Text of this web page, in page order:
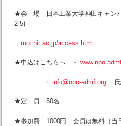
★会 場 日本工業大学神田キャンパ
2-5)
mot.nit.ac.jp/access.html
★申込はこちらへ ・ www.npo-
・ info@npo-admf.org氏
★定 員 50名
★参加費 1000円 会員は無料（当